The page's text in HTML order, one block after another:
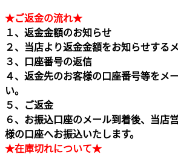
★ご返金の流れ★
１、返金金額のお知らせ
２、当店より返金金額をお知らせする
３、口座番号の返信
４、返金先のお客様の口座番号等をメ
い。
５、ご返金
６、お振込口座のメール到着後、当店
様の口座へお振込いたします。
★在庫切れについて★